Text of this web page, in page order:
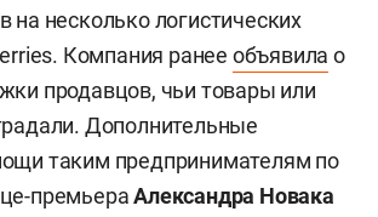
на несколько логистических
Компания ранее объявила о
продавцов, чьи товары или
Дополнительные
таким предпринимателям по
премьераАлександра Новака